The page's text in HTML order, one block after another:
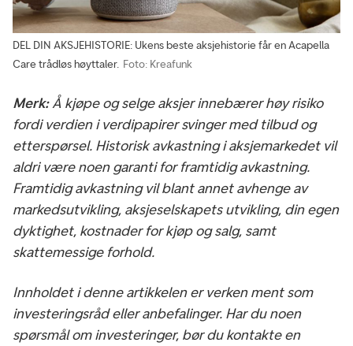
DEL DIN AKSJEHISTORIE: Ukens beste aksjehistorie får en Acapella
Care trådløs høyttaler. Foto: Kreafunk
Merk:Å kjøpe og selge aksjer innebærer høy risiko
fordi verdien i verdipapirer svinger med tilbud og
etterspørsel. Historisk avkastning i aksjemarkedet vil
aldri være noen garanti for framtidig avkastning.
Framtidig avkastning vil blant annet avhenge av
markedsutvikling, aksjeselskapets utvikling, din egen
dyktighet, kostnader for kjøp og salg, samt
skattemessige forhold.
Innholdet i denne artikkelen er verken ment som
investeringsråd eller anbefalinger. Har du noen
spørsmål om investeringer, bør du kontakte en